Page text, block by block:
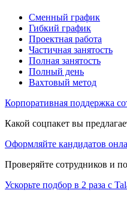
Сменный график
Гибкий график
Проектная работа
Частичная занятость
Полная занятость
Полный день
Вахтовый метод
Корпоративная поддержка
Какой соцпакет вы
Оформляйте кандидатов
Проверяйте сотрудников и
Ускорьте подбор в 2 раза с